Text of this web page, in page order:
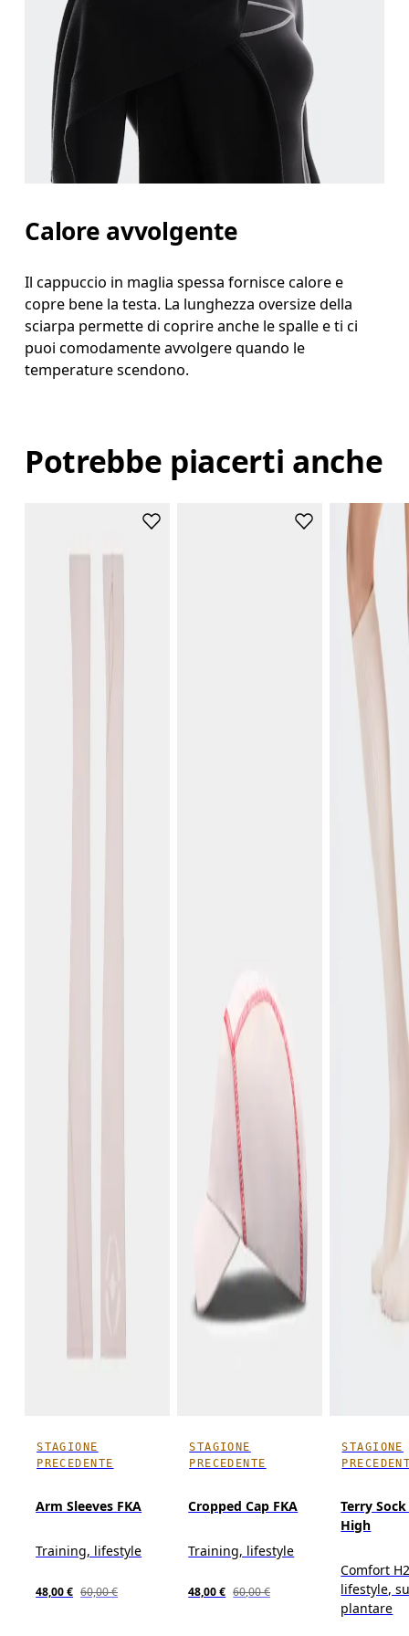
Calore avvolgente
Il cappuccio in maglia spessa fornisce calore e
copre bene la testa. La lunghezza oversize della
sciarpa permette di coprire anche le spalle e ti ci
puoi comodamente avvolgere quando le
temperature scendono.
Potrebbe piacerti anche
STAGIONE
PRECEDENTE
Arm Sleeves FKA
Training, lifestyle
48,00 € 60,00 €
STAGIONE
PRECEDENTE
Cropped Cap FKA
Training, lifestyle
48,00 € 60,00 €
STAGIONE
Terry
High
Comfort
lifestyle,
plantare